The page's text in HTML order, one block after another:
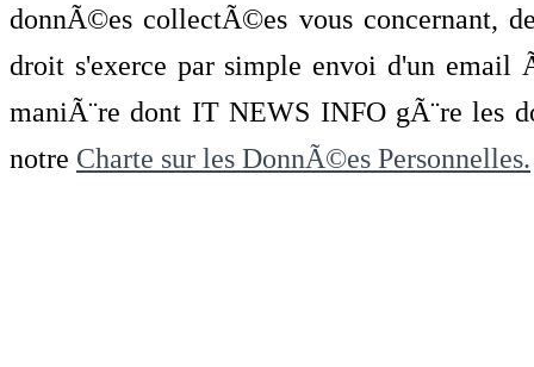
donnÃ©es collectÃ©es vous concernant,
droit s'exerce par simple envoi d'un
maniÃ¨re dont IT NEWS INFO gÃ¨re les
notre Charte sur les DonnÃ©es Personnelles.